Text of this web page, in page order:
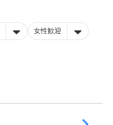
女性歓迎